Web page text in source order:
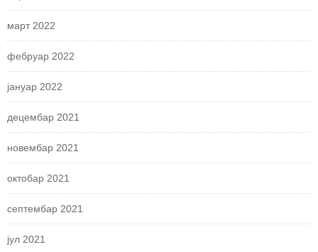
март 2022
фебруар 2022
јануар 2022
децембар 2021
новембар 2021
октобар 2021
септембар 2021
јул 2021